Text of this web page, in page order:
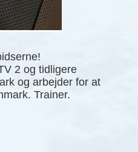
2 og tidligere
og arbejder for at
Trainer.